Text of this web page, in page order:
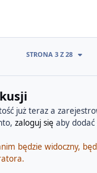
STRONA 3 Z 28
już teraz a
zaloguj się aby
będzie widoczny,